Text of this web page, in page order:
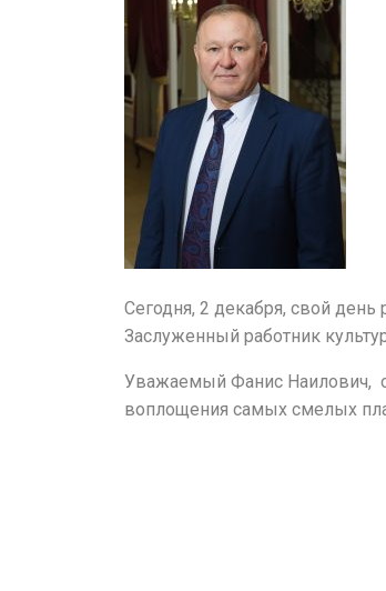
Сегодня, 2 декабря, свой
Заслуженный работник
Уважаемый Фанис Наилович,
воплощения самых смелых